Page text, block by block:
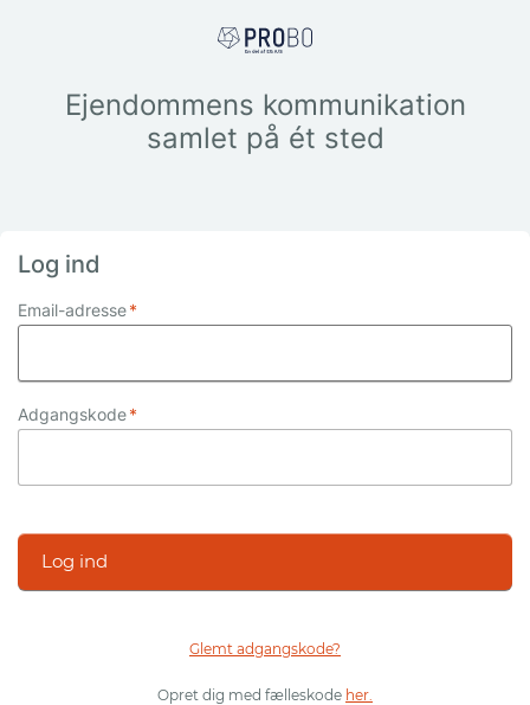
Ejendommens kommunikation
samlet på ét sted
Log ind
Email-adresse*
Adgangskode*
Log ind
Glemt adgangskode?
Opret dig med fælleskode her.